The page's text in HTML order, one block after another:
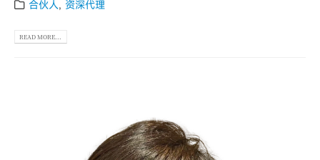
合伙人, 资深代理
READ MORE...